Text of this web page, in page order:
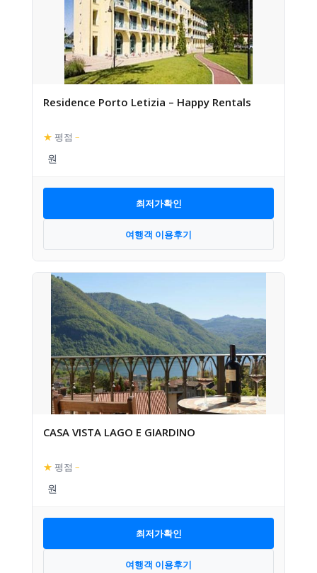
Residence Porto Letizia – Happy Rentals
★ 평점 –
최저가확인
여행객 이용후기
CASA VISTA LAGO E GIARDINO
★ 평점 –
최저가확인
여행객 이용후기